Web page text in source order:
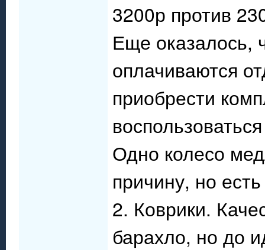
3200р против
Еще оказалось,
оплачиваются
приобрести
Одно колесо
причину, но
2. Коврики.
барахло, но до